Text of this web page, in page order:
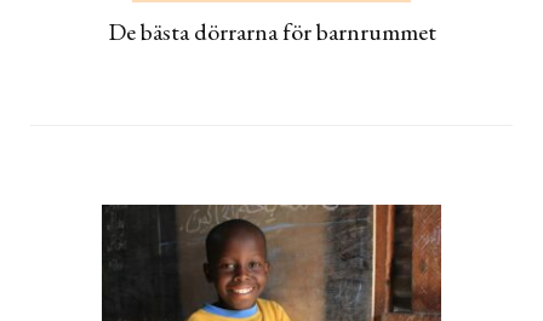
De bästa dörrarna för barnrummet